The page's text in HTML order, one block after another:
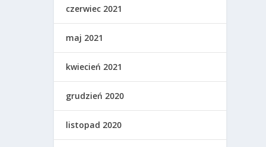
czerwiec 2021
maj 2021
kwiecień 2021
grudzień 2020
listopad 2020